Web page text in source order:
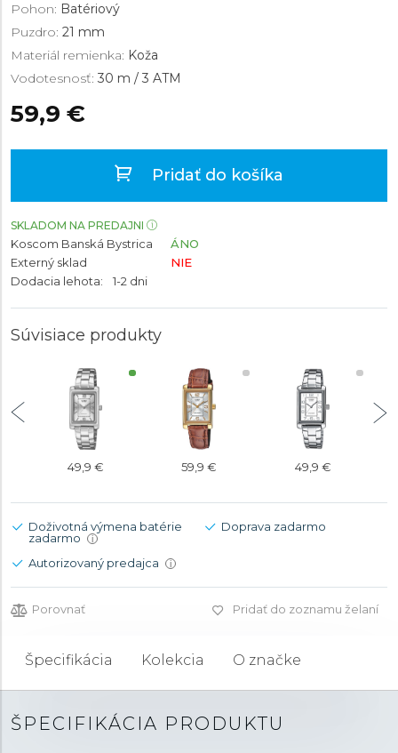
Pohon: Batériový
Puzdro: 21 mm
Materiál remienka: Koža
Vodotesnosť: 30 m / 3 ATM
59,9 €
Pridať do košíka
SKLADOM NA PREDAJNI
Koscom Banská Bystrica
ÁNO
Externý sklad
NIE
Dodacia lehota:
1-2 dni
Súvisiace produkty
49,9 € 59,9 € 49,9 €
Doživotná výmena batérie
zadarmo
i
Doprava zadarmo
Autorizovaný predajca i
Porovnať Pridať do zoznamu želaní
Špecifikácia Kolekcia O značke
ŠPECIFIKÁCIA PRODUKTU